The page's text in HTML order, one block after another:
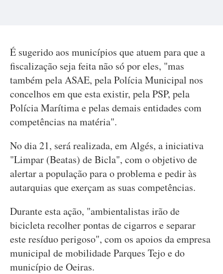
É sugerido aos municípios que atuem para que a
fiscalização seja feita não só por eles, "mas
também pela ASAE, pela Polícia Municipal nos
concelhos em que esta existir, pela PSP, pela
Polícia Marítima e pelas demais entidades com
competências na matéria".
No dia 21, será realizada, em Algés, a iniciativa
"Limpar (Beatas) de Bicla", com o objetivo de
alertar a população para o problema e pedir às
autarquias que exerçam as suas competências.
Durante esta ação, "ambientalistas irão de
bicicleta recolher pontas de cigarros e separar
este resíduo perigoso", com os apoios da empresa
municipal de mobilidade Parques Tejo e do
município de Oeiras.